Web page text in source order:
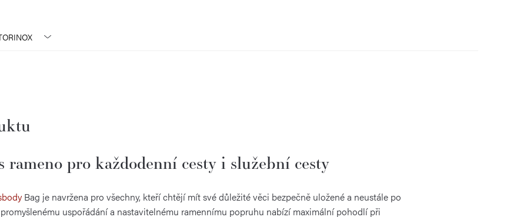
rameno pro každodenní cesty i služební cesty
Bag je navržena pro všechny, kteří chtějí mít své důležité věci bezpečně uložené a neustále po
uspořádání a nastavitelnému ramennímu popruhu nabízí maximální pohodlí při